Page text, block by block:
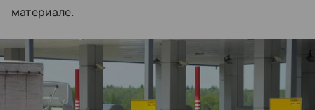
материале.